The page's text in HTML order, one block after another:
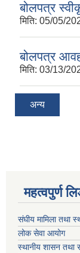
बोलपत्र
मिति: 05/05/
बोलपत्र
मिति: 03/13/
अन्य
महत्वपुर्ण
संघीय मामिला तथा
लोक सेवा आयोग
स्थानीय शासन तथा